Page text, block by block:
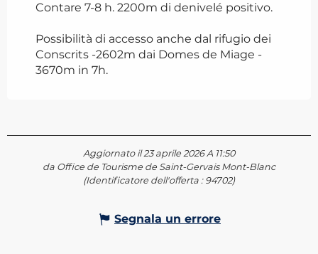
Contare 7-8 h. 2200m di denivelé positivo.
Possibilità di accesso anche dal rifugio dei
Conscrits -2602m dai Domes de Miage -
3670m in 7h.
Aggiornato il 23 aprile 2026 A 11:50
da Office de Tourisme de Saint-Gervais Mont-Blanc
(Identificatore dell'offerta : 94702)
Segnala un errore